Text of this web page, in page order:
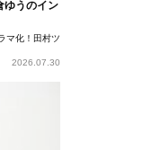
ゆうのイン
マ化！田村ツトム×沙倉ゆうのが語
2026.07.30